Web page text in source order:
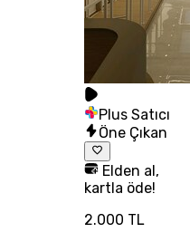
Plus Satıcı
Öne Çıkan
Elden al,
kartla öde!
2.000 TL